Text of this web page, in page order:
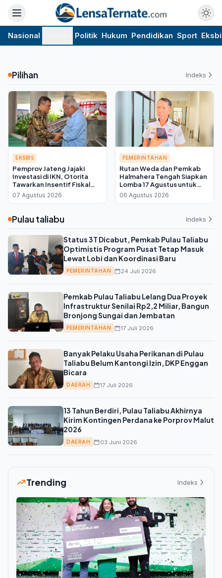
Nasional Politik Hukum Pendidikan Sport
Pilihan Indeks
EKSBIS
Pemprov Jateng Jajaki
Investasi di IKN, Otorita
Tawarkan Insentif Fiskal
bagi Daerah Mitra
07 Agustus 2026
PEMERINTAHAN
Rutan Weda dan Pemkab
Halmahera Tengah Siapkan
Lomba 17 Agustus untuk
Warga Binaan, Ini Kata Plh
Kepala Rutan
06 Agustus 2026
Pulau taliabu Indeks
Status 3T Dicabut, Pemkab Pulau Taliabu
Optimistis Program Pusat Tetap Masuk
Lewat Lobi dan Koordinasi Baru
PEMERINTAHAN 24 Juli 2026
Pemkab Pulau Taliabu Lelang Dua Proyek
Infrastruktur Senilai Rp2,2 Miliar, Bangun
Bronjong Sungai dan Jembatan
PEMERINTAHAN 17 Juli 2026
Banyak Pelaku Usaha Perikanan di Pulau
Taliabu Belum Kantongi Izin, DKP Enggan
Bicara
DAERAH 17 Juli 2026
13 Tahun Berdiri, Pulau Taliabu Akhirnya
Kirim Kontingen Perdana ke Porprov Malut
2026
DAERAH 03 Juni 2026
Trending Indeks